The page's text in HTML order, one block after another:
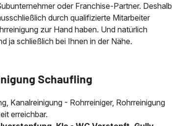
oder Franchise-Partner. Deshalb
durch qualifizierte Mitarbeiter
zur Hand haben. Und natürlich
ja schließlich bei Ihnen in der Nähe.
Schaufling
Kanalreinigung - Rohrreiniger, Rohrreinigung
erreichbar.